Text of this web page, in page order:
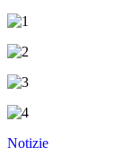
Notizie